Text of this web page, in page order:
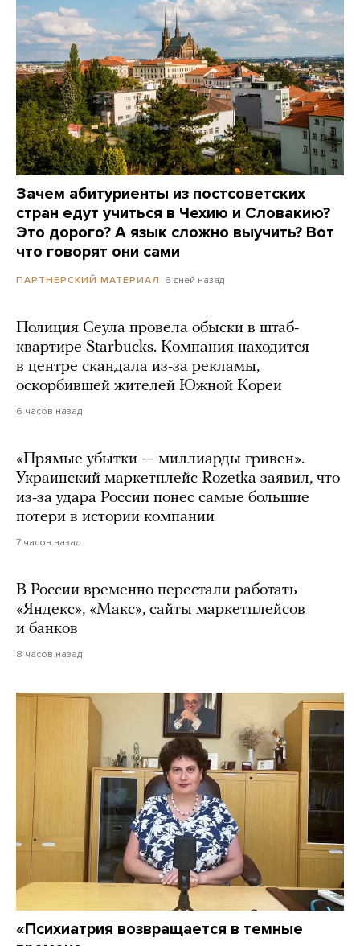
Зачем абитуриенты из постсоветских
стран едут учиться в Чехию и Словакию?
Это дорого? А язык сложно выучить? Вот
что говорят они сами
ПАРТНЕРСКИЙ МАТЕРИАЛ 6 дней назад
Полиция Сеула провела обыски в штаб-
квартире Starbucks. Компания находится
в центре скандала из-за рекламы,
оскорбившей жителей Южной Кореи
6 часов назад
«Прямые убытки — миллиарды гривен».
Украинский маркетплейс Rozetka заявил, что
из-за удара России понес самые большие
потери в истории компании
7 часов назад
В России временно перестали работать
«Яндекс», «Макс», сайты маркетплейсов
и банков
8 часов назад
«Психиатрия возвращается в темные